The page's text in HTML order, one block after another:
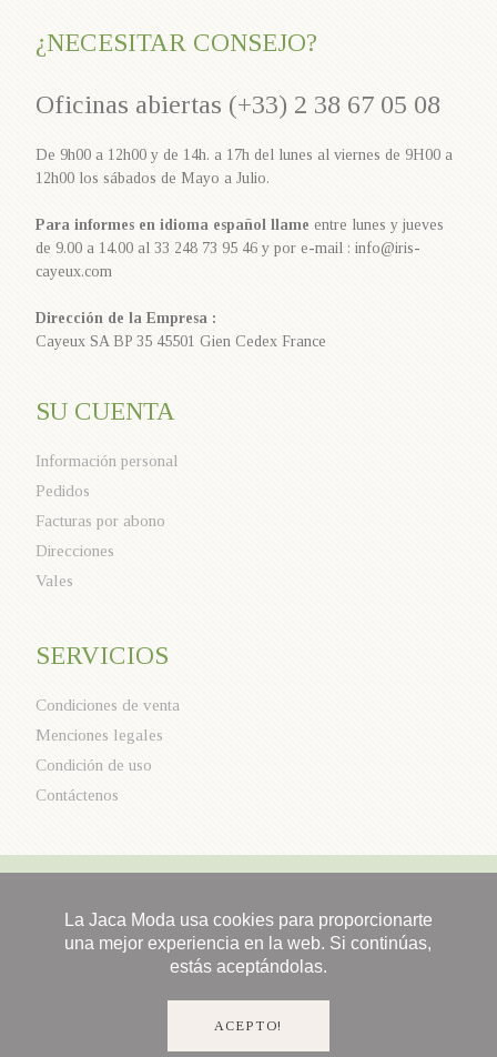
¿NECESITAR CONSEJO?
Oficinas abiertas (+33) 2 38 67 05 08
De 9h00 a 12h00 y de 14h. a 17h del lunes al viernes de 9H00 a
12h00 los sábados de Mayo a Julio.
Para informes en idioma español llame entre lunes y jueves
de 9.00 a 14.00 al 33 248 73 95 46 y por e-mail : info@iris-
cayeux.com
Dirección de la Empresa :
Cayeux SA BP 35 45501 Gien Cedex France
SU CUENTA
Información personal
Pedidos
Facturas por abono
Direcciones
Vales
SERVICIOS
Condiciones de venta
Menciones legales
Condición de uso
Contáctenos
La Jaca Moda usa cookies para proporcionarte
una mejor experiencia en la web. Si continúas,
estás aceptándolas.
ACEPTO!